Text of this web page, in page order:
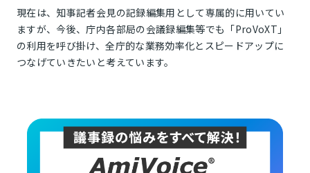
現在は、知事記者会見の記録編集用として専属的に用いてい
ますが、今後、庁内各部局の会議録編集等でも「ProVoXT」
の利用を呼び掛け、全庁的な業務効率化とスピードアップに
つなげていきたいと考えています。